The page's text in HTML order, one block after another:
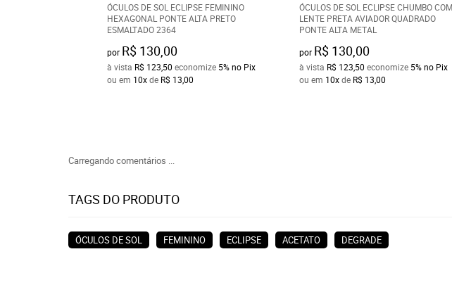
ÓCULOS DE SOL ECLIPSE FEMININO
HEXAGONAL PONTE ALTA PRETO
ESMALTADO 2364
por R$ 130,00
à vista R$ 123,50 economize 5%no Pix
ou em 10xde R$ 13,00
ÓCULOS DE SOL ECLIPSE CHUMBO COM
LENTE PRETA AVIADOR QUADRADO
PONTE ALTA METAL
por R$ 130,00
à vista R$ 123,50 economize 5% no Pix
ou em 10xde R$ 13,00
Carregando comentários ...
TAGS DO PRODUTO
ÓCULOS DE SOL FEMININO ECLIPSE ACETATO DEGRADE